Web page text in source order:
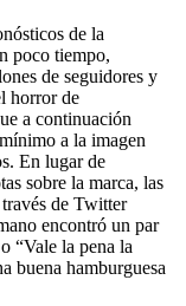
de la
poco tiempo,
de seguidores y
horror de
a continuación
a la imagen
En lugar de
sobre la marca, las
de Twitter
encontró un par
“Vale la pena la
buena hamburguesa